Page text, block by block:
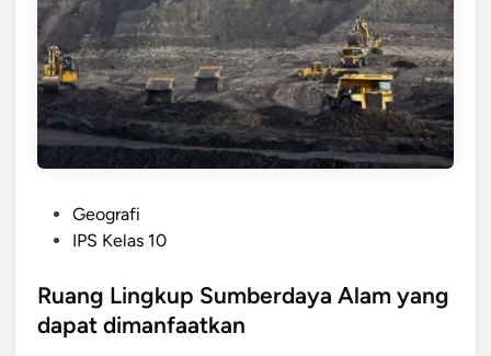
t
e
Geografi
IPS Kelas 10
Ruang Lingkup Sumberdaya Alam yang
dapat dimanfaatkan